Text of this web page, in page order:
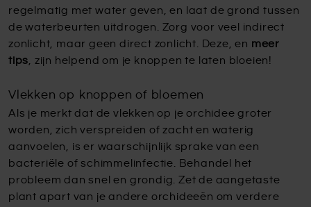
regelmatig met water geven, en laat de grond tussen
de waterbeurten uitdrogen. Zorg voor veel indirect
zonlicht, maar geen direct zonlicht. Deze, en meer
tips , zijn helpend om je knoppen te laten bloeien!
Vlekken op knoppen of bloemen
Als je merkt dat de vlekken op je orchidee groter
worden, zich verspreiden of zacht en waterig
aanvoelen, is er waarschijnlijk sprake van een
bacteriële of schimmelinfectie. Behandel het
probleem dan snel en grondig. Zet de aangetaste
plant apart van je andere orchideeën om verdere